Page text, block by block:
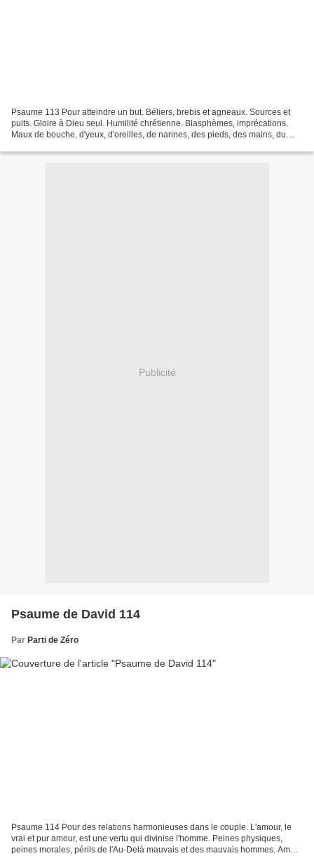
Psaume 113 Pour atteindre un but. Béliers, brebis et agneaux. Sources et
puits. Gloire à Dieu seul. Humilité chrétienne. Blasphèmes, imprécations.
Maux de bouche, d'yeux, d'oreilles, de narines, des pieds, des mains, du
Publicité
Psaume de David 114
Par Parti de Zéro
Psaume 114 Pour des relations harmonieuses dans le couple. L'amour, le
vrai et pur amour, est une vertu qui divinise l'homme. Peines physiques,
peines morales, périls de l'Au-Delà mauvais et des mauvais hommes. Amour